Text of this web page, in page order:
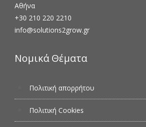
Αθήνα
+30 210 220 2210
info@solutions2grow.gr
Νομικά Θέματα
Πολιτική απορρήτου
Πολιτική Cookies